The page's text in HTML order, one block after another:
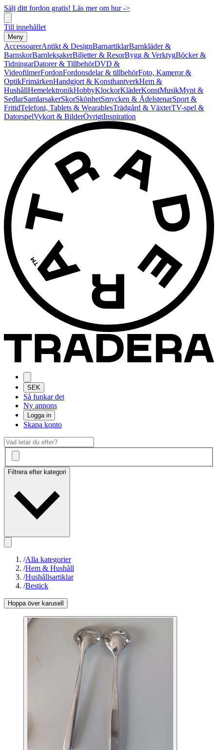
Sälj ditt fordon gratis! Läs mer om hur ->
Till innehållet
Meny
AccessoarerAntikt & DesignBarnartiklarBarnkläder &
BarnskorBarnleksakerBiljetter & ResorBygg & VerktygBöcker &
TidningarDatorer & TillbehörDVD &
VideofilmerFordonFordonsdelar & tillbehörFoto, Kameror &
OptikFrimärkenHandgjort & KonsthantverkHem &
HushållHemelektronikHobbyKlockorKläderKonstMusikMynt &
SedlarSamlarsakerSkorSkönhetSmycken & ÄdelstenarSport &
FritidTelefoni, Tablets & WearablesTrädgård & VäxterTV-spel &
DatorspelVykort & BilderÖvrigtInspiration
SEK
Så funkar det
Ny annons
Logga in
Skapa konto
Filtrera efter kategori
/Alla kategorier
/Hem & Hushåll
/Hushållsartiklar
/Bestick
Hoppa över karusell